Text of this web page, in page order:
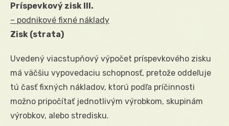
Príspevkový zisk III.
– podnikové fixné náklady
Zisk (strata)
Uvedený viacstupňový výpočet príspevkového zisku
má väčšiu vypovedaciu schopnosť, pretože oddeľuje
tú časť fixných nákladov, ktorú podľa príčinnosti
možno pripočítať jednotlivým výrobkom, skupinám
výrobkov, alebo stredisku.